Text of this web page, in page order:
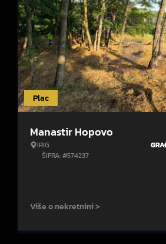
Plac
Manastir Hopovo
IRIG
ŠIFRA: #574237
Više o nekretnini >